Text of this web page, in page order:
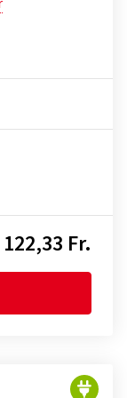
122,33 Fr.